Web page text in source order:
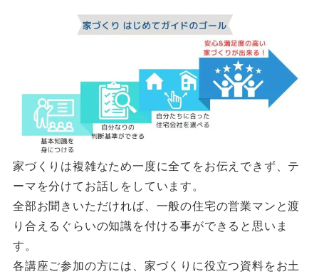
家づくりは複雑なため一度に全てをお伝えできず、テ
ーマを分けてお話しをしています。
全部お聞きいただければ、一般の住宅の営業マンと渡
り合えるぐらいの知識を付ける事ができると思いま
す。
各講座ご参加の方には、家づくりに役立つ資料をお土